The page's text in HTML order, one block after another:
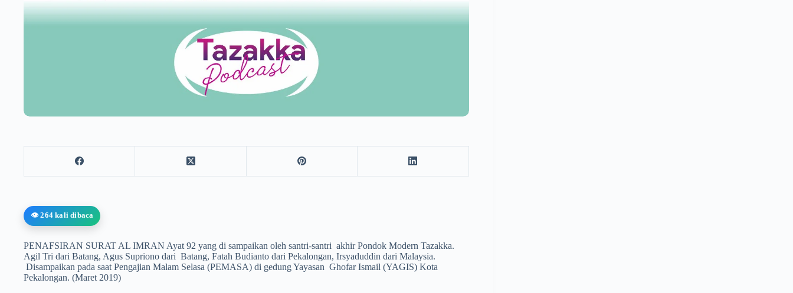
👁️ 264 kali dibaca
PENAFSIRAN SURAT AL IMRAN Ayat 92 yang di sampaikan oleh santri-santri akhir Pondok Modern Tazakka.
Agil Tri dari Batang, Agus Supriono dari Batang, Fatah Budianto dari Pekalongan, Irsyaduddin dari Malaysia.
Disampaikan pada saat Pengajian Malam Selasa (PEMASA) di gedung Yayasan Ghofar Ismail (YAGIS) Kota
Pekalongan. (Maret 2019)